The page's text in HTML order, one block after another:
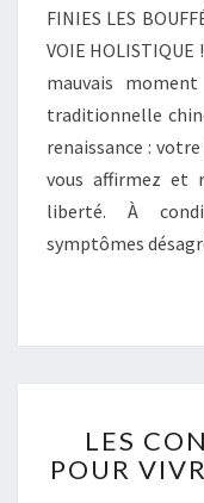
FINIES LES
VOIE
mauvais
traditionnelle
renaissance :
vous affirmez et
liberté. À
symptômes
LES
POUR